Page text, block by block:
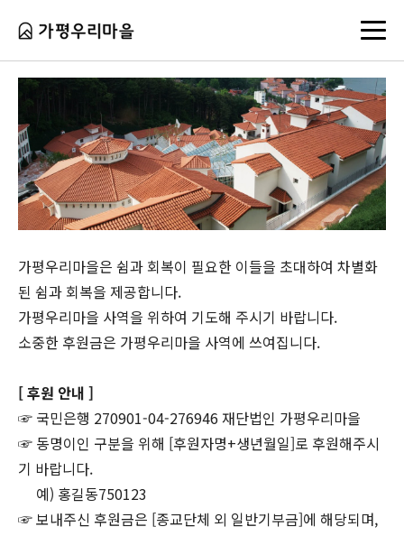
가평우리마을은 쉼과 회복이 필요한 이들을 초대하여 차별화
된 쉼과 회복을 제공합니다.
가평우리마을 사역을 위하여 기도해 주시기 바랍니다.
소중한 후원금은 가평우리마을 사역에 쓰여집니다.
[ 후원 안내 ]
☞ 국민은행 270901-04-276946 재단법인 가평우리마을
☞ 동명이인 구분을 위해 [후원자명+생년월일]로 후원해주시
기 바랍니다.
예) 홍길동750123
☞ 보내주신 후원금은 [종교단체 외 일반기부금]에 해당되며,